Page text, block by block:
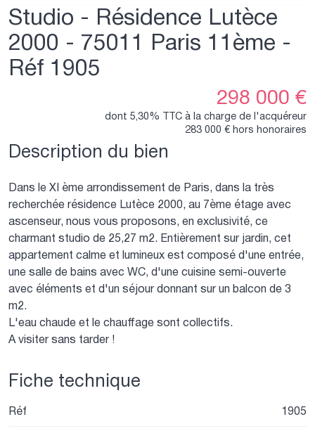
Studio - Résidence Lutèce
2000 - 75011 Paris 11ème -
Réf 1905
298 000 €
dont 5,30% TTC à la charge de l'acquéreur
283 000 € hors honoraires
Description du bien
Dans le XI ème arrondissement de Paris, dans la très
recherchée résidence Lutèce 2000, au 7ème étage avec
ascenseur, nous vous proposons, en exclusivité, ce
charmant studio de 25,27 m2. Entièrement sur jardin, cet
appartement calme et lumineux est composé d'une entrée,
une salle de bains avec WC, d'une cuisine semi-ouverte
avec éléments et d'un séjour donnant sur un balcon de 3
m2.
L'eau chaude et le chauffage sont collectifs.
A visiter sans tarder !
Fiche technique
Réf
1905